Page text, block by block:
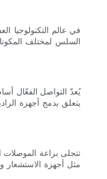
في عالم التكنولوجيا
السلس لمختلف
يُعدّ التواصل الفعّال
يتعلق بدمج أجهزة
تتجلى براعة الموصلات
مثل أجهزة الاستشعار